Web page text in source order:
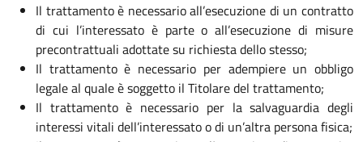
Il trattamento è necessario all’esecuzione di un contratto
di cui l’interessato è parte o all’esecuzione di misure
precontrattuali adottate su richiesta dello stesso;
Il trattamento è necessario per adempiere un obbligo
legale al quale è soggetto il Titolare del trattamento;
Il trattamento è necessario per la salvaguardia degli
interessi vitali dell’interessato o di un’altra persona fisica;